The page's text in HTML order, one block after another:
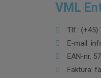
VML
Tlf.: (+45)
E-mail:
EAN-nr.
Faktura: